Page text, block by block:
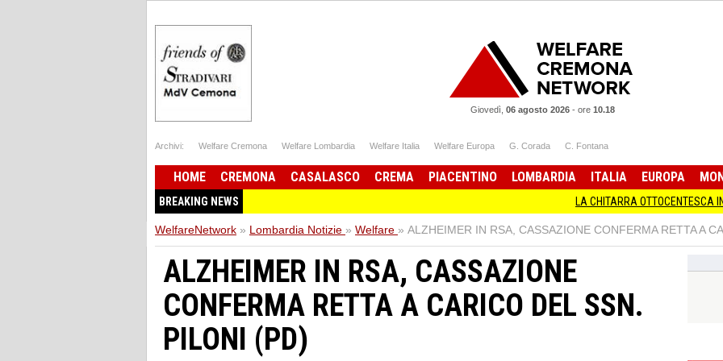
Giovedì, 06 agosto 2026- ore 10.18
Archivi: Welfare Cremona Welfare Lombardia Welfare Italia Welfare Europa G. Corada C. Fontana
HOME CREMONA CASALASCO CREMA PIACENTINO LOMBARDIA ITALIA EUROPA
BREAKING NEWS LA CHITARRA OTTOCENTESCA IN
WelfareNetwork » Lombardia Notizie » Welfare » ALZHEIMER IN RSA, CASSAZIONE CONFERMA RETTA A
ALZHEIMER IN RSA, CASSAZIONE
CONFERMA RETTA A CARICO DEL SSN.
PILONI (PD)